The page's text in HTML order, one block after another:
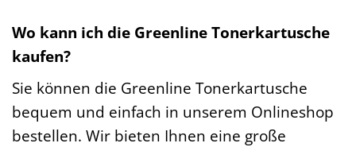
Wo kann ich die Greenline Tonerkartusche
kaufen?
Sie können die Greenline Tonerkartusche
bequem und einfach in unserem Onlineshop
bestellen. Wir bieten Ihnen eine große